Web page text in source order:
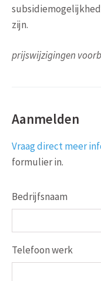
zijn.
prijswijzigingen
Aanmelden
Vraag direct meer
formulier in.
Bedrijfsnaam
Telefoon werk